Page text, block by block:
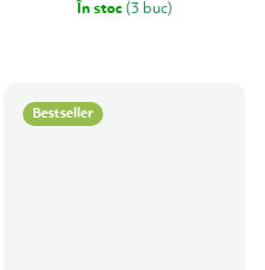
În stoc (3 buc)
Bestseller